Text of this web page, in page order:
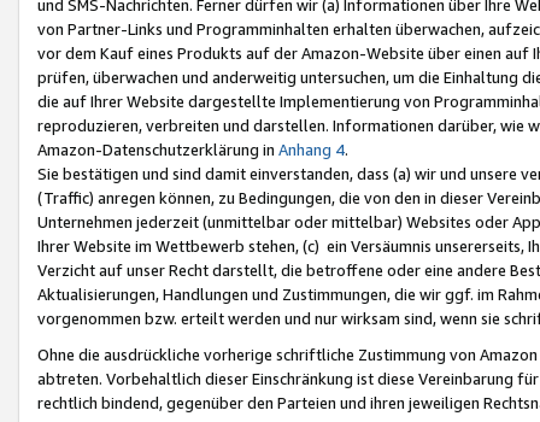
und SMS-Nachrichten. Ferner dürfen wir (a) Informationen über Ihre
von Partner-Links und Programminhalten erhalten überwachen,
vor dem Kauf eines Produkts auf der Amazon-Website über einen
prüfen, überwachen und anderweitig untersuchen, um die Einhaltung
die auf Ihrer Website dargestellte Implementierung von
reproduzieren, verbreiten und darstellen. Informationen darüber, wie
Amazon-Datenschutzerklärung in Anhang 4.
Sie bestätigen und sind damit einverstanden, dass (a) wir und
(Traffic) anregen können, zu Bedingungen, die von den in dieser
Unternehmen jederzeit (unmittelbar oder mittelbar) Websites oder
Ihrer Website im Wettbewerb stehen, (c) ein Versäumnis unsererseits,
Verzicht auf unser Recht darstellt, die betroffene oder eine andere
Aktualisierungen, Handlungen und Zustimmungen, die wir ggf. im
vorgenommen bzw. erteilt werden und nur wirksam sind, wenn sie
Ohne die ausdrückliche vorherige schriftliche Zustimmung von
abtreten. Vorbehaltlich dieser Einschränkung ist diese Vereinbarung
rechtlich bindend, gegenüber den Parteien und ihren jeweiligen